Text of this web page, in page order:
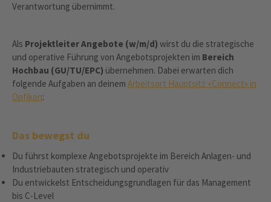
Verantwortung übernimmt.
Als Projektleiter Angebote (w/m/d) wirst du die strategische
und operative Führung von Angebotsprojekten im Bereich
Hochbau (GU/TU/EPC) übernehmen. Dabei erwarten dich
folgende Aufgaben an deinem Arbeitsort Hauptsitz «Connect» in
Opfikon:
Das bewegst du
Du führst komplexe Angebotsprojekte im Bereich Anlagen- und
Industriebauten strategisch und operativ
Du entwickelst Entscheidungsgrundlagen für das Management
bis C-Level